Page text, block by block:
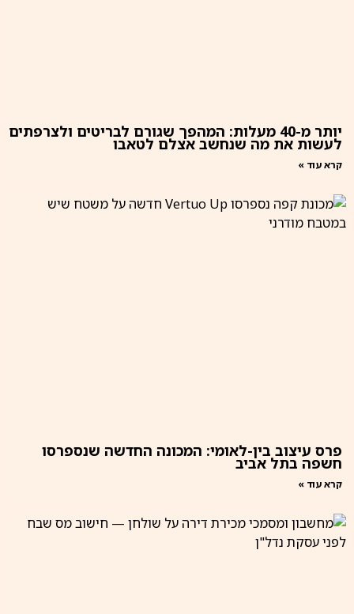
יותר מ-40 מעלות: המהפך שגורם לבריטים ולצרפתים
לעשות את מה שנחשב אצלם לטאבו
קרא עוד »
פרס עיצוב בין-לאומי: המכונה החדשה שנספרסו
חשפה בתל אביב
קרא עוד »